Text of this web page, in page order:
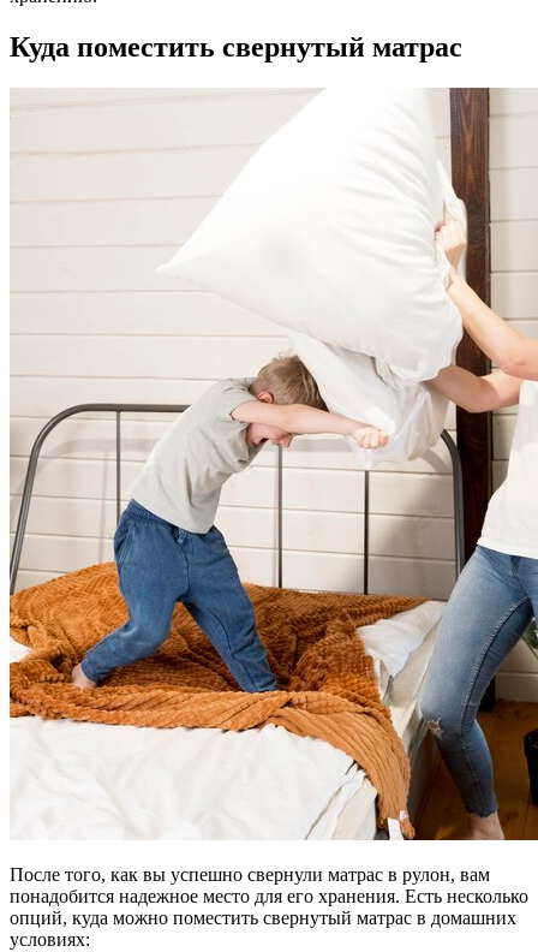
Куда поместить свернутый матрас
После того, как вы успешно свернули матрас в рулон, вам
понадобится надежное место для его хранения. Есть несколько
опций, куда можно поместить свернутый матрас в домашних
условиях: